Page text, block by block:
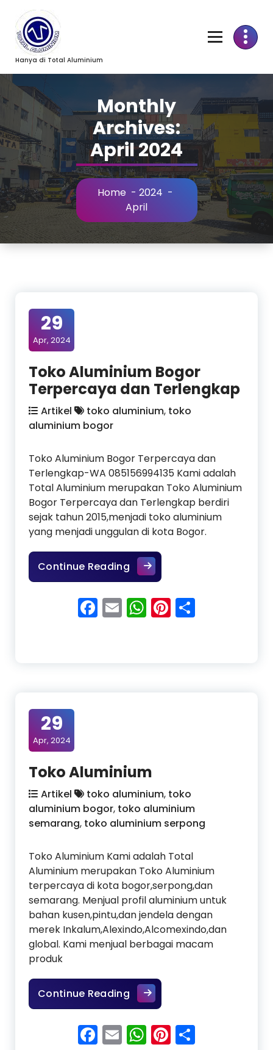
Content
Hanya di Total Aluminium
Monthly
Archives:
April 2024
Home - 2024 -
April
29
Apr, 2024
Toko Aluminium Bogor
Terpercaya dan Terlengkap
Artikel toko aluminium, toko
aluminium bogor
Toko Aluminium Bogor Terpercaya dan
Terlengkap-WA 085156994135 Kami adalah
Total Aluminium merupakan Toko Aluminium
Bogor Terpercaya dan Terlengkap berdiri
sejak tahun 2015,menjadi toko aluminium
yang menjadi unggulan di kota Bogor.
Continue ReadingToko Aluminium Bogor
Facebook
EmailWhatsApp
Pinterest
29
Apr, 2024
Toko Aluminium
Artikel toko aluminium, toko
aluminium bogor, toko aluminium
semarang, toko aluminium serpong
Toko Aluminium Kami adalah Total
Aluminium merupakan Toko Aluminium
terpercaya di kota bogor,serpong,dan
semarang. Menjual profil aluminium untuk
bahan kusen,pintu,dan jendela dengan
merek Inkalum,Alexindo,Alcomexindo,dan
global. Kami menjual berbagai macam
produk
Continue ReadingToko Aluminium
Facebook
EmailWhatsApp
Pinterest